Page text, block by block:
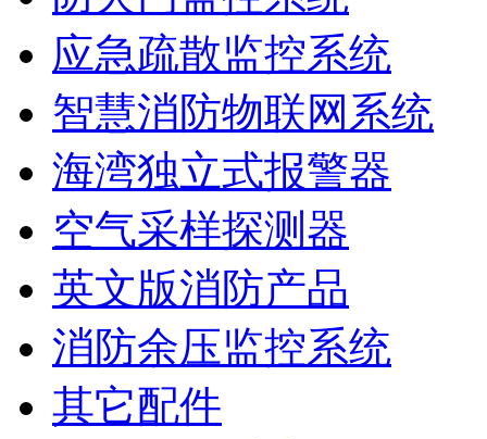
应急疏散监控系统
智慧消防物联网系统
海湾独立式报警器
空气采样探测器
英文版消防产品
消防余压监控系统
其它配件